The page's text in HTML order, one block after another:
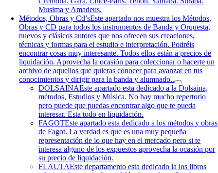
Musima y Amadeus.
Métodos, Obras y Cd’sEste apartado nos muestra los Métodos,
Obras y CD para todos los instrumentos de Banda y Orquesta,
nuevos y clásicos autores que nos ofrecen sus creaciones,
técnicas y formas para el estudio e interpretación. Podréis
encontrar cosas muy interesante. Todos ellos están a precios de
liquidación. Aprovecha la ocasión para coleccionar o hacerte un
archivo de aquellos que quieras conocer para avanzar en tus
conocimientos y dirigir para la banda y alumnado..
DOLSAINAEste apartado esta dedicado a la Dolsaina,
métodos, Estudios y Música. No hay mucho repertorio
pero puede que puedas encontrar algo que te pueda
interesar. Esta todo en liquidación.
FAGOTEste apartado esta dedicado a los métodos y obras
de Fagot. La verdad es que es una muy pequeña
representación de lo que hay en el mercado pero si te
interesa alguno de los expuestos aprovecha la ocasión por
su precio de liquidación.
FLAUTAEste departamento esta dedicado la los libros